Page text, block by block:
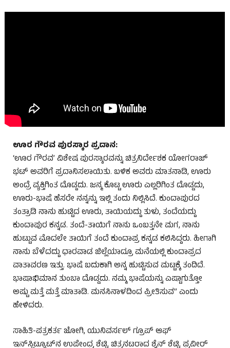
ಊರ ಗೌರವ ಪುರಸ್ಕಾರ ಪ್ರದಾನ:
‘ಊರ ಗೌರವ’ ವಿಶೇಷ ಪುರಸ್ಕಾರವನ್ನು ಚಿತ್ರನಿರ್ದೇಶಕ ಯೋಗರಾಜ್
ಭಟ್ ಅವರಿಗೆ ಪ್ರದಾನಿಸಲಾಯಿತು. ಬಳಿಕ ಅವರು ಮಾತನಾಡಿ, ಊರು
ಅಂದ್ರೆ ವ್ಯಕ್ತಿಗಿಂತ ದೊಡ್ದದು. ಜನ್ಮ ಕೊಟ್ಟ ಊರು ಎಲ್ಲರಿಗಿಂತ ದೊಡ್ಡದು,
ಊರು-ಭಾಷೆ ಹೆಸರೇ ನನ್ನನ್ನು ಇಲ್ಲಿ ತಂದು ನಿಲ್ಲಿಸಿದೆ. ಕುಂದಾಪುರದ
ತಂತ್ರಾಡಿ ನಾನು ಹುಟ್ಟಿದ ಊರು, ತಾಯಿಯದ್ದು ತುಳು, ತಂದೆಯದ್ದು
ಕುಂದಾಪುರ ಕನ್ನಡ. ತಂದೆ-ತಾಯಿಗೆ ನಾನು ಒಂಬತ್ತನೇ ಮಗ, ನಾನು
ಹುಟ್ಟುವ ಮೊದಲೇ ತಾಯಿಗೆ ತಂದೆ ಕುಂದಾಪ್ರ ಕನ್ನಡ ಕಲಿಸಿದ್ದರು. ಹೀಗಾಗಿ
ನಾನು ಬೆಳೆದದ್ದು ಧಾರವಾಡ ಜಿಲ್ಲೆಯಾದ್ರೂ ಮನೆಯಲ್ಲಿ ಕುಂದಾಪ್ರದ
ವಾತಾವರಣ ಇತ್ತು. ಭಾಷೆ ಬದುಕಾಗಿ ಅನ್ನ ಹುಟ್ಟಿಸುವ ಮಟ್ಟಕ್ಕೆ ತಂದಿದೆ.
ಭಾಷಾಭಿಮಾನ ತುಂಬಾ ದೊಡ್ಡದು. ನಮ್ಮ ಭಾಷೆಯನ್ನು ಎಷ್ಟಾಗುತ್ತೋ
ಅಷ್ಟು ಮತ್ತೆ ಮತ್ತೆ ಮಾತಾಡಿ. ಮನಸಿನಾಳದಿಂದ ಪ್ರೀತಿಸುವ” ಎಂದು
ಹೇಳಿದರು.
ಸಾಹಿತಿ-ಪತ್ರಕರ್ತ ಜೋಗಿ, ಯುನಿವರ್ಸಲ್ ಗ್ರೂಪ್ ಆಫ್
ಇನ್‌ಸ್ಟಿಟ್ಯೂಟ್‌ನ ಉಪೇಂದ್ರ ಶೆಟ್ಟಿ, ಚಿತ್ರನಟರಾದ ಶೈನ್ ಶೆಟ್ಟಿ, ಪ್ರವೀರ್